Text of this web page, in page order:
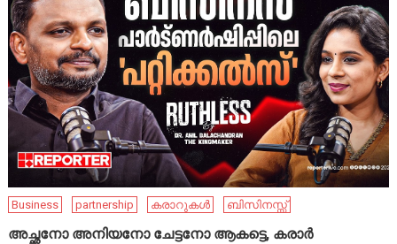
Business partnership കരാറുകൾ ബിസിനസ്സ്
അച്ഛനോ അനിയനോ ചേട്ടനോ ആകട്ടെ, കരാർ